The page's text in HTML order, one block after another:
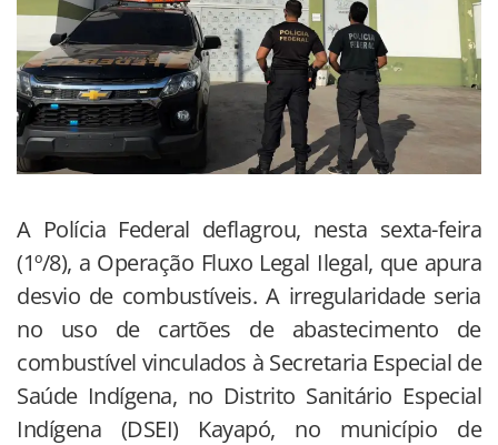
A Polícia Federal deflagrou, nesta sexta-feira
(1º/8), a Operação Fluxo Legal Ilegal, que apura
desvio de combustíveis. A irregularidade seria
no uso de cartões de abastecimento de
combustível vinculados à Secretaria Especial de
Saúde Indígena, no Distrito Sanitário Especial
Indígena (DSEI) Kayapó, no município de